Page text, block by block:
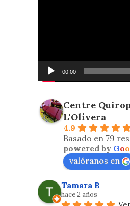
00:00
Centre
L'Olivera
4.9
Basado en 79
powered by Goo
valóranos en
Tamara B
hace 2 años